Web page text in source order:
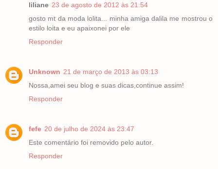
liliane 23 de agosto de 2012 às 21:54
gosto mt da moda lolita... minha amiga dalila me mostrou o
estilo loita e eu apaixonei por ele
Responder
Unknown 21 de março de 2013 às 03:13
Nossa,amei seu blog e suas dicas,continue assim!
Responder
fefe 20 de julho de 2024 às 23:47
Este comentário foi removido pelo autor.
Responder